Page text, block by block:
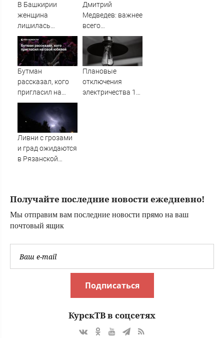
В Башкирии
женщина
лишилась
квартиры и
сбережений из-за
криптомошенников
Дмитрий
Медведев: важнее
всего
национальные
интересы России
Бутман
рассказал, кого
пригласил на
свой юбилей
Плановые
отключения
электричества 10
Ливни с грозами
и град ожидаются
в Рязанской
Получайте последние новости ежедневно!
Мы отправим вам последние новости прямо на ваш
почтовый ящик
Подписаться
КурскТВ в соцсетях